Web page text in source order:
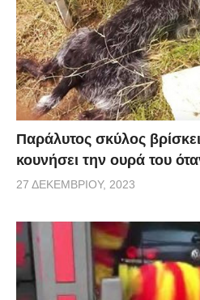
μπαλόνια και να γίνεται
Δείτε στο βίντεο πόσα
Παράλυτος σκύλος
κουνήσει την ουρά του
27 ΔΕΚΕΜΒΡΊΟΥ, 2023